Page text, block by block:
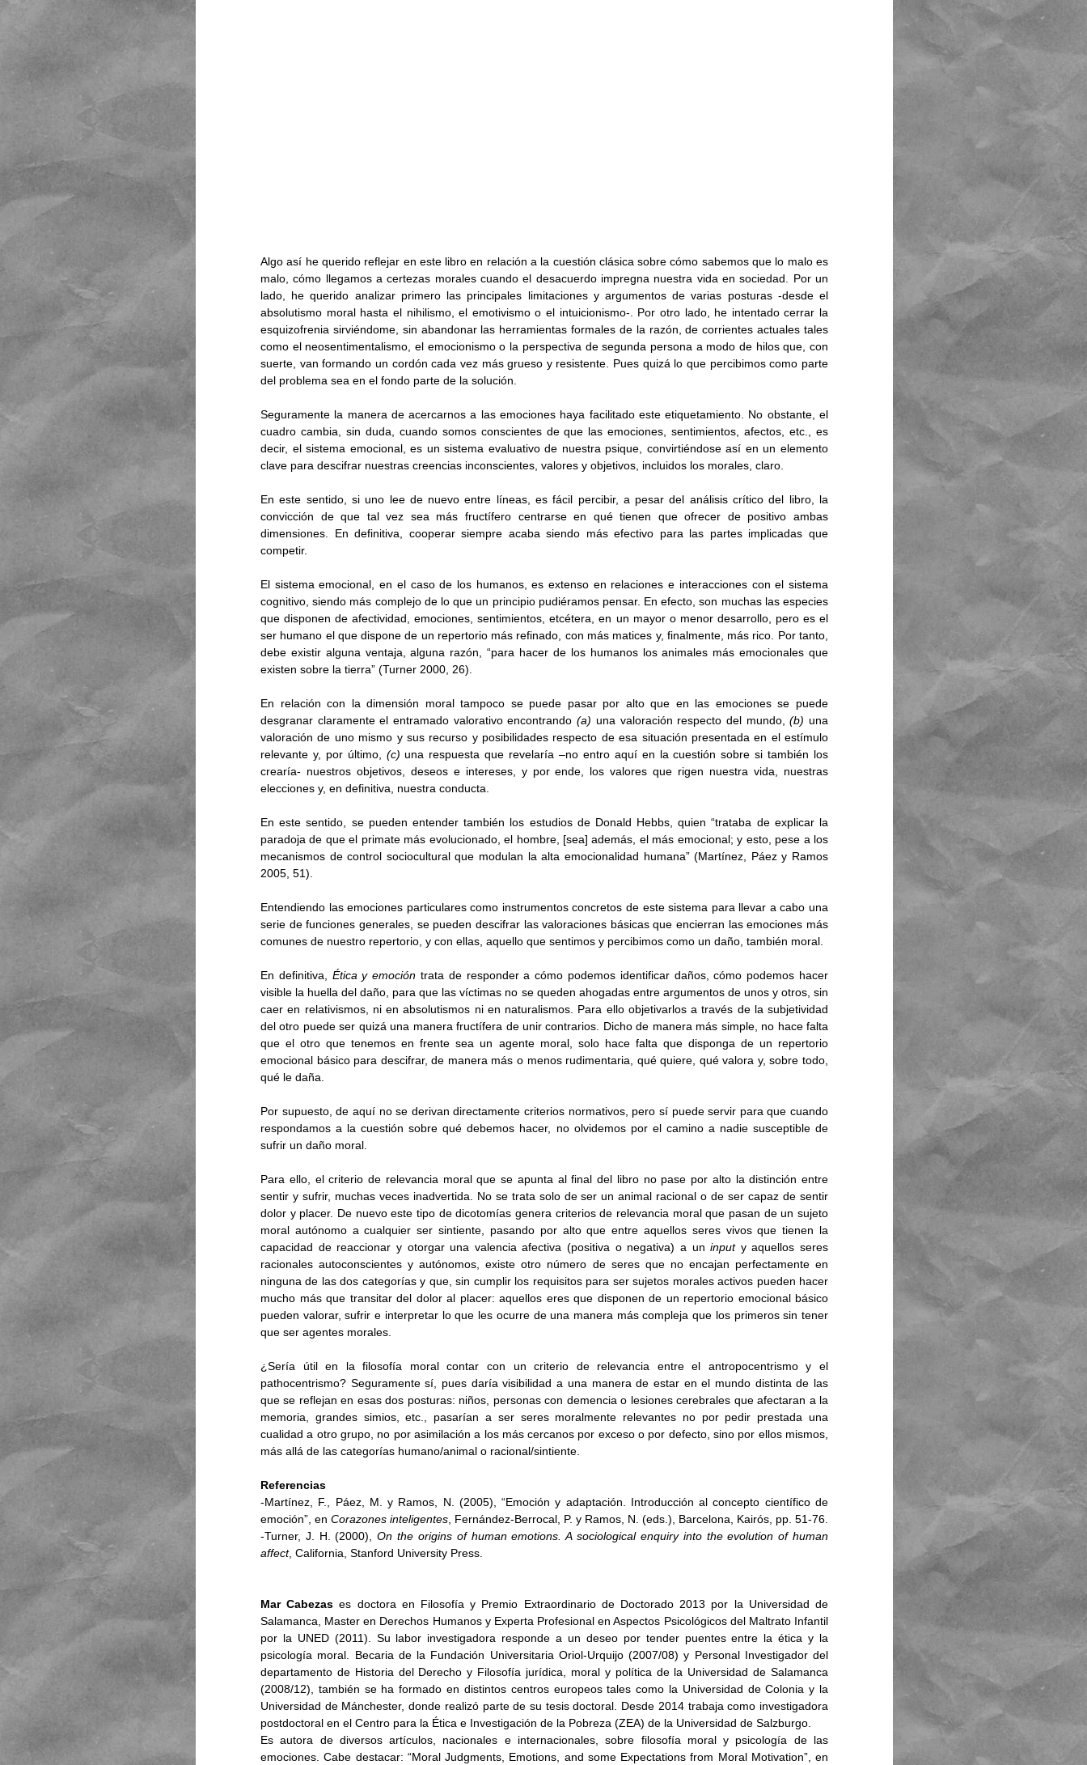
Algo así he querido reflejar en este libro en relación a la cuestión clásica sobre cómo sabemos que lo malo es
malo, cómo llegamos a certezas morales cuando el desacuerdo impregna nuestra vida en sociedad. Por un
lado, he querido analizar primero las principales limitaciones y argumentos de varias posturas -desde el
absolutismo moral hasta el nihilismo, el emotivismo o el intuicionismo-. Por otro lado, he intentado cerrar la
esquizofrenia sirviéndome, sin abandonar las herramientas formales de la razón, de corrientes actuales tales
como el neosentimentalismo, el emocionismo o la perspectiva de segunda persona a modo de hilos que, con
suerte, van formando un cordón cada vez más grueso y resistente. Pues quizá lo que percibimos como parte
del problema sea en el fondo parte de la solución.
Seguramente la manera de acercarnos a las emociones haya facilitado este etiquetamiento. No obstante, el
cuadro cambia, sin duda, cuando somos conscientes de que las emociones, sentimientos, afectos, etc., es
decir, el sistema emocional, es un sistema evaluativo de nuestra psique, convirtiéndose así en un elemento
clave para descifrar nuestras creencias inconscientes, valores y objetivos, incluidos los morales, claro.
En este sentido, si uno lee de nuevo entre líneas, es fácil percibir, a pesar del análisis crítico del libro, la
convicción de que tal vez sea más fructífero centrarse en qué tienen que ofrecer de positivo ambas
dimensiones. En definitiva, cooperar siempre acaba siendo más efectivo para las partes implicadas que
competir.
El sistema emocional, en el caso de los humanos, es extenso en relaciones e interacciones con el sistema
cognitivo, siendo más complejo de lo que un principio pudiéramos pensar. En efecto, son muchas las especies
que disponen de afectividad, emociones, sentimientos, etcétera, en un mayor o menor desarrollo, pero es el
ser humano el que dispone de un repertorio más refinado, con más matices y, finalmente, más rico. Por tanto,
debe existir alguna ventaja, alguna razón, “para hacer de los humanos los animales más emocionales que
existen sobre la tierra” (Turner 2000, 26).
En relación con la dimensión moral tampoco se puede pasar por alto que en las emociones se puede
desgranar claramente el entramado valorativo encontrando (a) una valoración respecto del mundo, (b) una
valoración de uno mismo y sus recurso y posibilidades respecto de esa situación presentada en el estímulo
relevante y, por último, (c) una respuesta que revelaría –no entro aquí en la cuestión sobre si también los
crearía- nuestros objetivos, deseos e intereses, y por ende, los valores que rigen nuestra vida, nuestras
elecciones y, en definitiva, nuestra conducta.
En este sentido, se pueden entender también los estudios de Donald Hebbs, quien “trataba de explicar la
paradoja de que el primate más evolucionado, el hombre, [sea] además, el más emocional; y esto, pese a los
mecanismos de control sociocultural que modulan la alta emocionalidad humana” (Martínez, Páez y Ramos
2005, 51).
Entendiendo las emociones particulares como instrumentos concretos de este sistema para llevar a cabo una
serie de funciones generales, se pueden descifrar las valoraciones básicas que encierran las emociones más
comunes de nuestro repertorio, y con ellas, aquello que sentimos y percibimos como un daño, también moral.
En definitiva, Ética y emoción trata de responder a cómo podemos identificar daños, cómo podemos hacer
visible la huella del daño, para que las víctimas no se queden ahogadas entre argumentos de unos y otros, sin
caer en relativismos, ni en absolutismos ni en naturalismos. Para ello objetivarlos a través de la subjetividad
del otro puede ser quizá una manera fructífera de unir contrarios. Dicho de manera más simple, no hace falta
que el otro que tenemos en frente sea un agente moral, solo hace falta que disponga de un repertorio
emocional básico para descifrar, de manera más o menos rudimentaria, qué quiere, qué valora y, sobre todo,
qué le daña.
Por supuesto, de aquí no se derivan directamente criterios normativos, pero sí puede servir para que cuando
respondamos a la cuestión sobre qué debemos hacer, no olvidemos por el camino a nadie susceptible de
sufrir un daño moral.
Para ello, el criterio de relevancia moral que se apunta al final del libro no pase por alto la distinción entre
sentir y sufrir, muchas veces inadvertida. No se trata solo de ser un animal racional o de ser capaz de sentir
dolor y placer. De nuevo este tipo de dicotomías genera criterios de relevancia moral que pasan de un sujeto
moral autónomo a cualquier ser sintiente, pasando por alto que entre aquellos seres vivos que tienen la
capacidad de reaccionar y otorgar una valencia afectiva (positiva o negativa) a un input y aquellos seres
racionales autoconscientes y autónomos, existe otro número de seres que no encajan perfectamente en
ninguna de las dos categorías y que, sin cumplir los requisitos para ser sujetos morales activos pueden hacer
mucho más que transitar del dolor al placer: aquellos eres que disponen de un repertorio emocional básico
pueden valorar, sufrir e interpretar lo que les ocurre de una manera más compleja que los primeros sin tener
que ser agentes morales.
¿Sería útil en la filosofía moral contar con un criterio de relevancia entre el antropocentrismo y el
pathocentrismo? Seguramente sí, pues daría visibilidad a una manera de estar en el mundo distinta de las
que se reflejan en esas dos posturas: niños, personas con demencia o lesiones cerebrales que afectaran a la
memoria, grandes simios, etc., pasarían a ser seres moralmente relevantes no por pedir prestada una
cualidad a otro grupo, no por asimilación a los más cercanos por exceso o por defecto, sino por ellos mismos,
más allá de las categorías humano/animal o racional/sintiente.
Referencias
-Martínez, F., Páez, M. y Ramos, N. (2005), “Emoción y adaptación. Introducción al concepto científico de
emoción”, en Corazones inteligentes
-Turner, J. H. (2000), On the origins of human emotions. A sociological enquiry into the evolution of human
affect, California, Stanford University Press.
Mar Cabezas es doctora en Filosofía y Premio Extraordinario de Doctorado 2013 por la Universidad de
Salamanca, Master en Derechos Humanos y Experta Profesional en Aspectos Psicológicos del Maltrato Infantil
por la UNED (2011). Su labor investigadora responde a un deseo por tender puentes entre la ética y la
psicología moral. Becaria de la Fundación Universitaria Oriol-Urquijo (2007/08) y Personal Investigador del
departamento de Historia del Derecho y Filosofía jurídica, moral y política de la Universidad de Salamanca
(2008/12), también se ha formado en distintos centros europeos tales como la Universidad de Colonia y la
Universidad de Mánchester, donde realizó parte de su tesis doctoral. Desde 2014 trabaja como investigadora
postdoctoral en el Centro para la Ética e Investigación de la Pobreza (ZEA) de la Universidad de Salzburgo.
Es autora de diversos artículos, nacionales e internacionales, sobre filosofía moral y psicología de las